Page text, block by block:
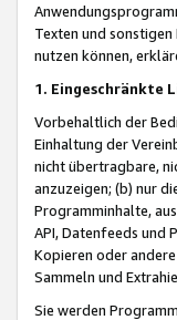
Texten und
nutzen können,
1. Eingeschränkte
Vorbehaltlich der
Einhaltung der
nicht übertragbare,
anzuzeigen; (b) nur
Programminhalte,
API, Datenfeeds und
Kopieren oder
Sammeln und
Sie werden